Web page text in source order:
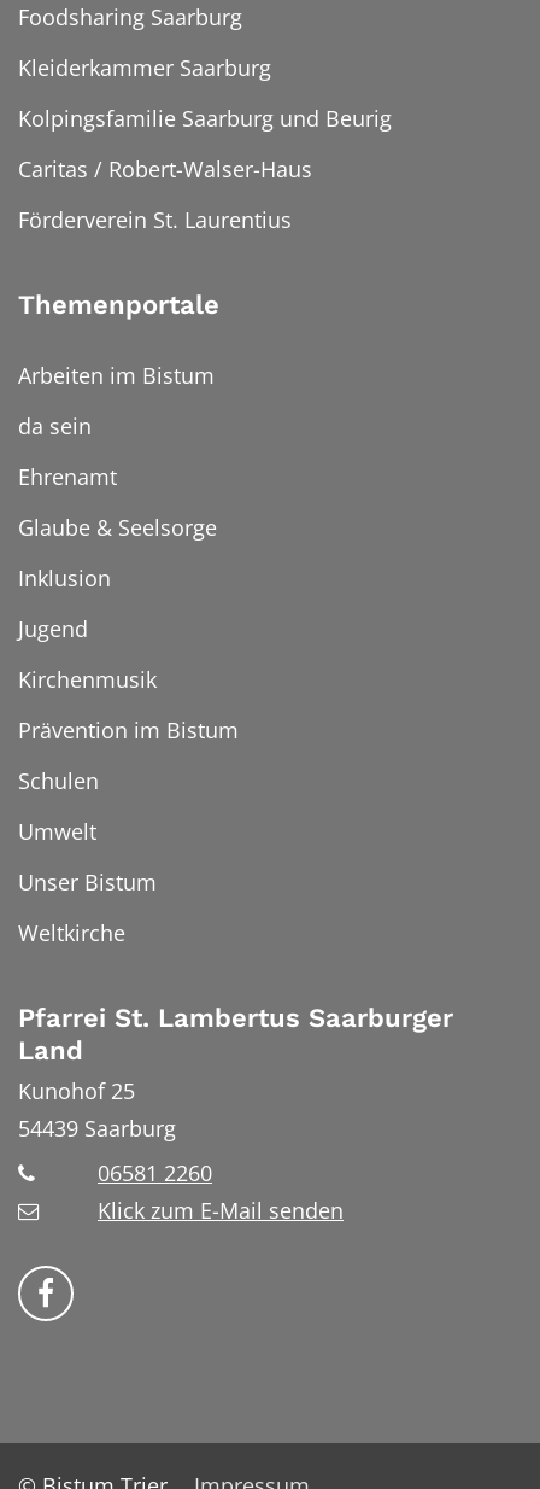
Foodsharing Saarburg
Kleiderkammer Saarburg
Kolpingsfamilie Saarburg und Beurig
Caritas / Robert-Walser-Haus
Förderverein St. Laurentius
Themenportale
Arbeiten im Bistum
da sein
Ehrenamt
Glaube & Seelsorge
Inklusion
Jugend
Kirchenmusik
Prävention im Bistum
Schulen
Umwelt
Unser Bistum
Weltkirche
Pfarrei St. Lambertus Saarburger
Land
Kunohof 25
54439 Saarburg
06581 2260
Klick zum E-Mail senden
Bistum Trier auf Facebook